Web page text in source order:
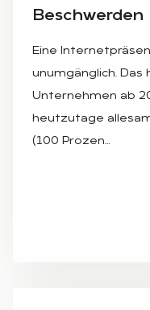
Be­schwer­den
Eine
unumgänglich. Das
Unternehmen ab
heutzutage
(100 Prozen…